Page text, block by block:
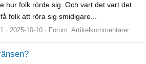
hur folk rörde sig. Och vart det vart det
folk att röra sig smidigare...
2025-10-10 Forum: Artikelkommentarer